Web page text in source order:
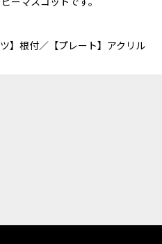
】根付／【プレート】アクリル